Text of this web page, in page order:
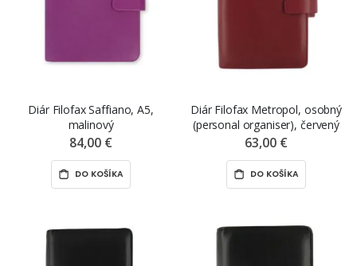
Diár Filofax Saffiano, A5,
malinový
84,00 €
DO KOŠÍKA
Diár Filofax Metropol, osobný
(personal organiser), červený
63,00 €
DO KOŠÍKA